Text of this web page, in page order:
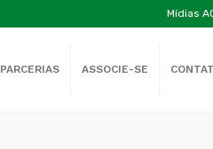
Mídias
PARCERIAS ASSOCIE-SE